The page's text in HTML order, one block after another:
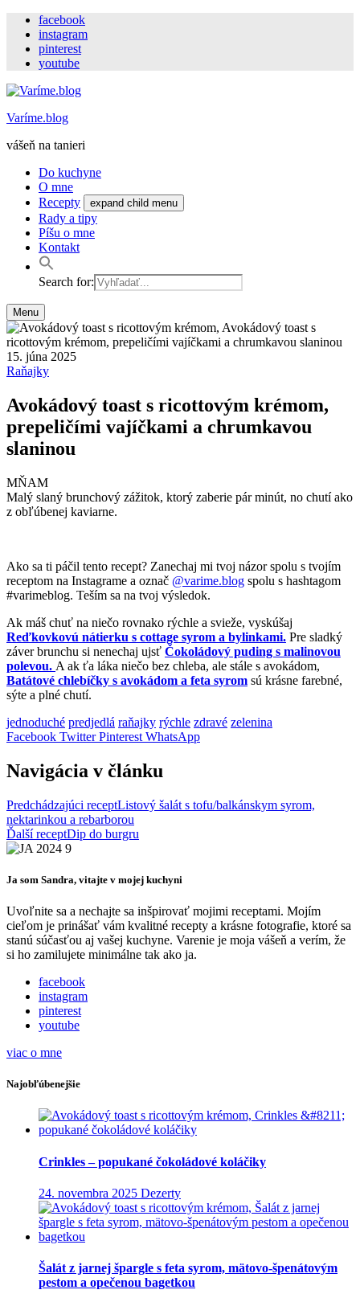
facebook
instagram
pinterest
youtube
Varíme.blog
vášeň na tanieri
Do kuchyne
O mne
Recepty
expand child menu
Rady a tipy
Píšu o mne
Kontakt
Search for:
Menu
15. júna 2025
Raňajky
Avokádový toast s ricottovým krémom,
prepeličími vajíčkami a chrumkavou
slaninou
MŇAM
Malý slaný brunchový zážitok, ktorý zaberie pár minút, no chutí ako
z obľúbenej kaviarne.
Ako sa ti páčil tento recept? Zanechaj mi tvoj názor spolu s tvojím
receptom na Instagrame a označ @varime.blog spolu s hashtagom
#varimeblog. Teším sa na tvoj výsledok.
Ak máš chuť na niečo rovnako rýchle a svieže, vyskúšaj
Reďkovkovú nátierku s cottage syrom a bylinkami. Pre sladký
záver brunchu si nenechaj ujsť Čokoládový puding s malinovou
polevou. A ak ťa láka niečo bez chleba, ale stále s avokádom,
Batátové chlebíčky s avokádom a feta syrom sú krásne farebné,
sýte a plné chutí.
jednoduché predjedlá raňajky rýchle zdravé zelenina
Facebook Twitter Pinterest WhatsApp
Navigácia v článku
Predchádzajúci receptListový šalát s tofu/balkánskym syrom,
nektarinkou a rebarborou
Ďalší receptDip do burgru
Ja som Sandra, vitajte v mojej kuchyni
Uvoľnite sa a nechajte sa inšpirovať mojimi receptami. Mojím
cieľom je prinášať vám kvalitné recepty a krásne fotografie, ktoré sa
stanú súčasťou aj vašej kuchyne. Varenie je moja vášeň a verím, že
si ho zamilujete minimálne tak ako ja.
facebook
instagram
pinterest
youtube
viac o mne
Najobľúbenejšie
Crinkles – popukané čokoládové koláčiky
24. novembra 2025 Dezerty
Šalát z jarnej špargle s feta syrom, mätovo-špenátovým
pestom a opečenou bagetkou